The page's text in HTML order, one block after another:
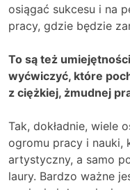
osiągać sukcesu i na
pracy, gdzie będzie
To są też
wyćwiczyć, które
z ciężkiej, żmudnej
Tak, dokładnie, wiele
ogromu pracy i nauki,
artystyczny, a samo
laury. Bardzo ważne